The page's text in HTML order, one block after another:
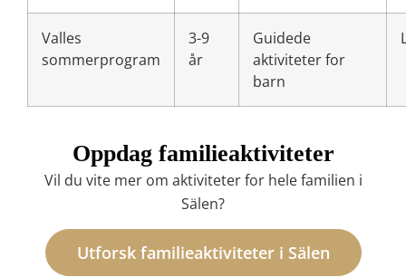
Valles
sommerprogram
3-9
år
Guidede
aktiviteter for
barn
Oppdag familieaktiviteter
Vil du vite mer om aktiviteter for hele familien i
Sälen?
Utforsk familieaktiviteter i Sälen